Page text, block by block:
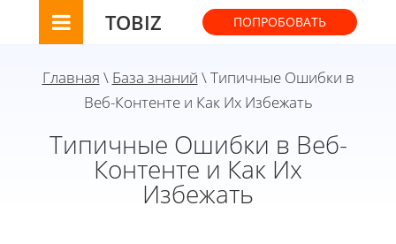
TOBIZ ПОПРОБОВАТЬ
Главная \ База знаний \ Типичные Ошибки в
Веб-Контенте и Как Их Избежать
Типичные Ошибки в Веб-
Контенте и Как Их
Избежать